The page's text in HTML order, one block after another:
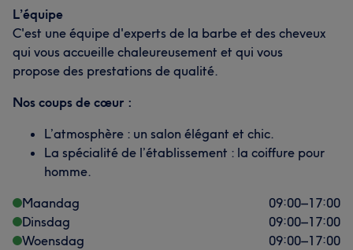
L’équipe
C'est une équipe d'experts de la barbe et des cheveux
qui vous accueille chaleureusement et qui vous
propose des prestations de qualité.
Nos coups de cœur :
L’atmosphère : un salon élégant et chic.
La spécialité de l’établissement : la coiffure pour
homme.
Maandag
09:00–17:00
Dinsdag
09:00–17:00
Woensdag
09:00–17:00